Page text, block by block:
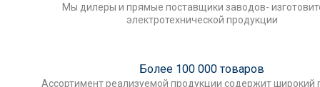
Мы дилеры и прямые поставщики заводов-
электротехнической продукции
Более 100 000 товаров
Ассортимент реализуемой продукции содержит широкий